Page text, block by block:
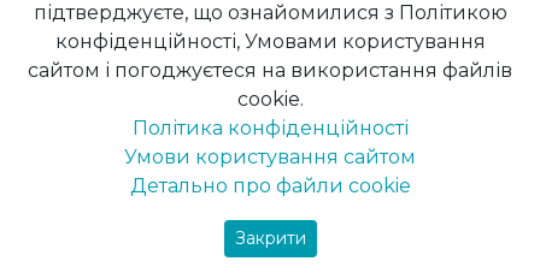
Порівняно з іншими типами емалей, Емалі
ПФ-115 відзначаються своєю високою міцністю,
стійкістю та термічними змінами. Вони також
мають широкий спектр кольорів, що дозволяє
створювати різноманітні дизайни.
Емалі ПФ-115 – це високоякісний матеріал з
застосування у промисловості, будівництві та
мистецтві. Його властивості, легкість
підтверджуєте, що ознайомилися з Політикою
конфіденційності, Умовами користування
сайтом і погоджуєтеся на використання файлів
cookie.
Політика конфіденційності
Умови користування сайтом
Детально про файли cookie
Закрити